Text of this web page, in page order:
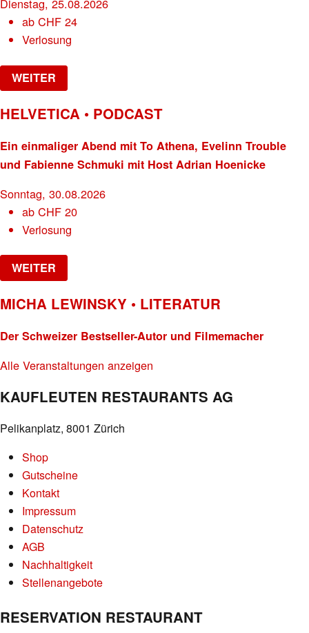
Dienstag, 25.08.2026
abCHF 24
Verlosung
WEITER
HELVETICA • PODCAST
Ein einmaliger Abend mit To Athena, Evelinn Trouble
und Fabienne Schmuki mit Host Adrian Hoenicke
Sonntag, 30.08.2026
abCHF 20
Verlosung
WEITER
MICHA LEWINSKY • LITERATUR
Der Schweizer Bestseller-Autor und Filmemacher
Alle Veranstaltungen anzeigen
KAUFLEUTEN RESTAURANTS AG
Pelikanplatz, 8001 Zürich
Shop
Gutscheine
Kontakt
Impressum
Datenschutz
AGB
Nachhaltigkeit
Stellenangebote
RESERVATION RESTAURANT